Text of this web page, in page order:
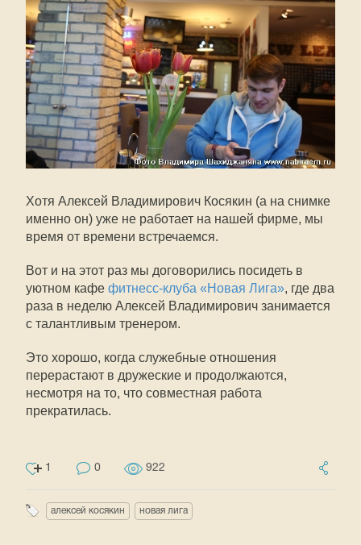
Хотя Алексей Владимирович Косякин (а на снимке
именно он) уже не работает на нашей фирме, мы
время от времени встречаемся.
Вот и на этот раз мы договорились посидеть в
уютном кафе фитнесс-клуба «Новая Лига», где два
раза в неделю Алексей Владимирович занимается
с талантливым тренером.
Это хорошо, когда служебные отношения
перерастают в дружеские и продолжаются,
несмотря на то, что совместная работа
прекратилась.
1 0 922
алексей косякин новая лига